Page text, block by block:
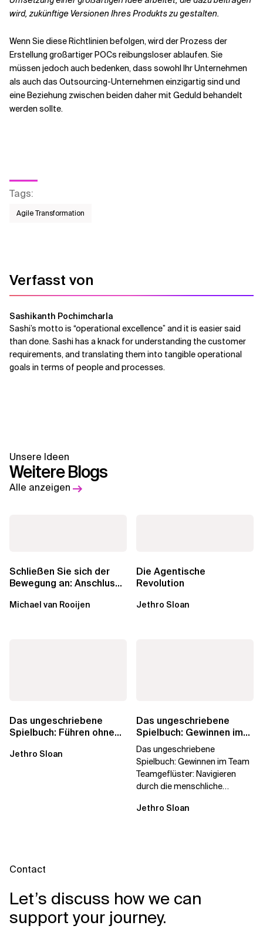
wird, zukünftige Versionen Ihres Produkts zu gestalten.
Wenn Sie diese Richtlinien befolgen, wird der Prozess der
Erstellung großartiger POCs reibungsloser ablaufen. Sie
müssen jedoch auch bedenken, dass sowohl Ihr Unternehmen
als auch das Outsourcing-Unternehmen einzigartig sind und
eine Beziehung zwischen beiden daher mit Geduld behandelt
werden sollte.
Tags:
Agile Transformation
Verfasst von
Sashikanth Pochimcharla
Sashi’s motto is “operational excellence” and it is easier said
than done. Sashi has a knack for understanding the customer
requirements, and translating them into tangible operational
goals in terms of people and processes.
Unsere Ideen
Weitere Blogs
Alle anzeigen
Schließen Sie sich der
Bewegung an: Anschluss
Michael van Rooijen
Die Agentische
Revolution
Jethro Sloan
Das ungeschriebene
Spielbuch: Führen ohne
Jethro Sloan
Das ungeschriebene
Spielbuch: Gewinnen im
Team
Das ungeschriebene
Spielbuch: Gewinnen im Team
Teamgeflüster: Navigieren
durch die menschliche
vorbereitet hat „Wir...
Jethro Sloan
Contact
Let’s discuss how we can
support your journey.